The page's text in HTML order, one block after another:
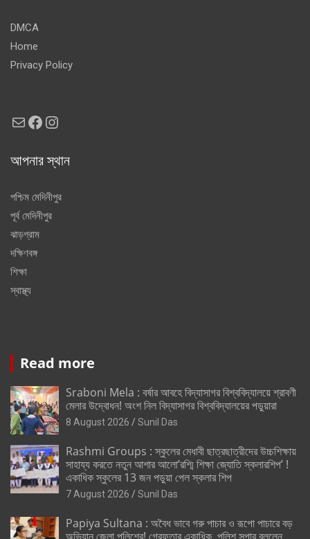
DMCA
Home
Privacy Policy
MailFacebook
Instagram
আপনার স্থান
পশ্চিম মেদিনীপুর
পূর্ব মেদিনীপুর
ঝাড়গ্রাম
দক্ষিণবঙ্গ
শিক্ষা
স্বাস্থ্য
Read more
Sraboni Mela : বর্ষার আবহে বিদ্যাসাগর বিশ্ববিদ্যালয়ে শ্রাবণী
মেলার উদ্বোধন! অংশ নিল বিদ্যাসাগর বিশ্ববিদ্যালয়ের পড়ুয়ারা
8 August 2026 Sunil Das
Rashmi Groups : স্কুলের মেধাবী ছাত্রছাত্রীদের উচ্চশিক্ষায়
সাহায্য করতে নতুন আশার আলো’রশ্মি শিক্ষা জ্যোতি স্কলারশিপ’ !
একাধিক স্কুলের 13 জন পড়ুয়া পেল স্কলার শিপ
7 August 2026 Sunil Das
Papiya Sultana : অবৈধ ভাবে গরু পাচার ও রূপো পাচারে বড়
অভিযান জেলা পুলিশের! গ্রেফতার একাধিক, পুলিশ সুপার বললেন